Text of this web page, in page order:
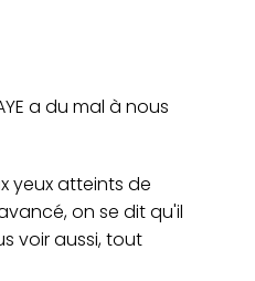
a du mal à nous
yeux atteints de
on se dit qu'il
voir aussi, tout